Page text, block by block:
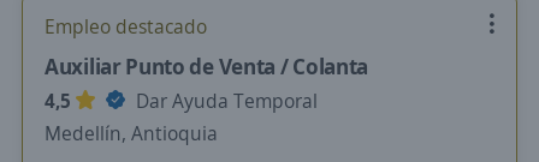
Empleo destacado
Auxiliar Punto de Venta / Colanta
4,5
Dar Ayuda Temporal
Medellín, Antioquia